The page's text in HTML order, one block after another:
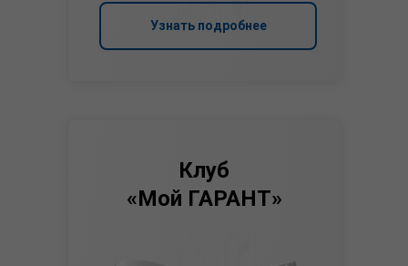
Клуб
«Мой ГАРАНТ»
Узнать подробнее